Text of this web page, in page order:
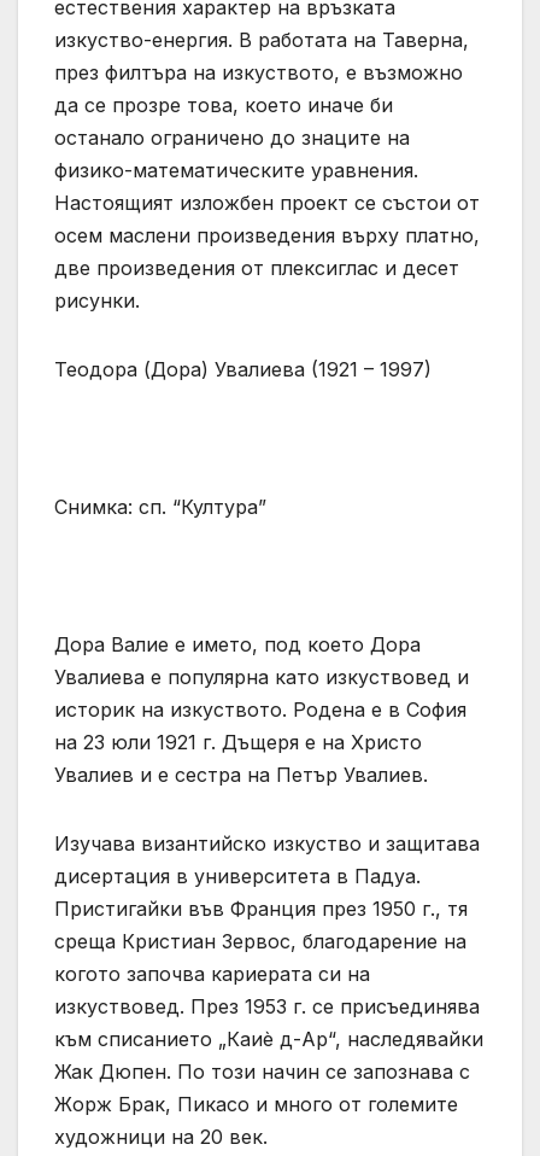
естествения характер на връзката
изкуство-енергия. В работата на Таверна,
през филтъра на изкуството, е възможно
да се прозре това, което иначе би
останало ограничено до знаците на
физико-математическите уравнения.
Настоящият изложбен проект се състои от
осем маслени произведения върху платно,
две произведения от плексиглас и десет
рисунки.
Теодора (Дора) Увалиева (1921 – 1997)
Снимка: сп. “Култура”
Дора Валие е името, под което Дора
Увалиева е популярна като изкуствовед и
историк на изкуството. Родена е в София
на 23 юли 1921 г. Дъщеря е на Христо
Увалиев и е сестра на Петър Увалиев.
Изучава византийско изкуство и защитава
дисертация в университета в Падуа.
Пристигайки във Франция през 1950 г., тя
среща Кристиан Зервос, благодарение на
когото започва кариерата си на
изкуствовед. През 1953 г. се присъединява
към списанието „Каиѐ д-Ар“, наследявайки
Жак Дюпен. По този начин се запознава с
Жорж Брак, Пикасо и много от големите
художници на 20 век.